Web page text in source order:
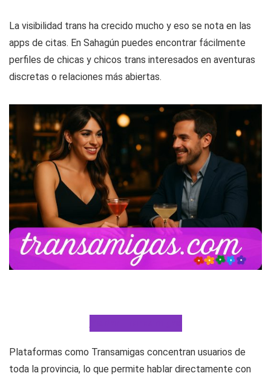
La visibilidad trans ha crecido mucho y eso se nota en las
apps de citas. En Sahagún puedes encontrar fácilmente
perfiles de chicas y chicos trans interesados en aventuras
discretas o relaciones más abiertas.
Plataformas como Transamigas concentran usuarios de
toda la provincia, lo que permite hablar directamente con